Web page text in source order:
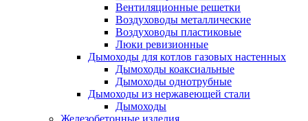
Вентиляционные решетки
Воздуховоды металлические
Воздуховоды пластиковые
Люки ревизионные
Дымоходы для котлов газовых настенных
Дымоходы коаксиальные
Дымоходы однотрубные
Дымоходы из нержавеющей стали
Дымоходы
Железобетонные изделия